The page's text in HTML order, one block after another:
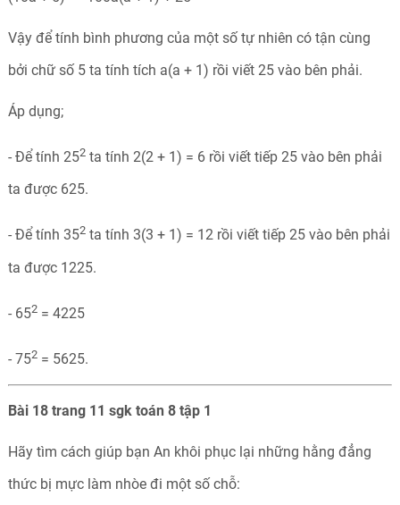
Vậy để tính bình phương của một số tự nhiên có tận cùng
bởi chữ số 5 ta tính tích a(a + 1) rồi viết 25 vào bên phải.
Áp dụng;
- Để tính 252ta tính 2(2 + 1) = 6 rồi viết tiếp 25 vào bên phải
ta được 625.
- Để tính 352ta tính 3(3 + 1) = 12 rồi viết tiếp 25 vào bên phải
ta được 1225.
- 652= 4225
- 752= 5625.
Bài 18 trang 11 sgk toán 8 tập 1
Hãy tìm cách giúp bạn An khôi phục lại những hằng đẳng
thức bị mực làm nhòe đi một số chỗ: